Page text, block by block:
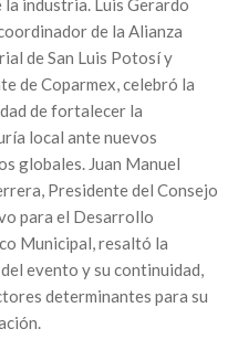
la industria. Luis Gerardo
de la Alianza
de San Luis Potosí y
de Coparmex, celebró la
de fortalecer la
local ante nuevos
globales. Juan Manuel
Presidente del Consejo
para el Desarrollo
Municipal, resaltó la
evento y su continuidad,
determinantes para su